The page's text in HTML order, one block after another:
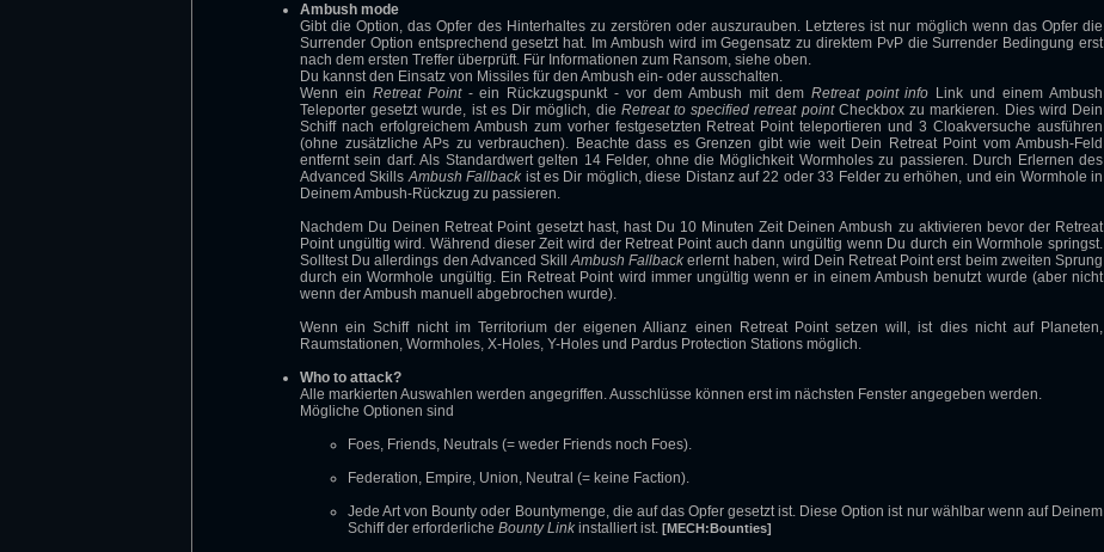
Ambush mode
Gibt die Option, das Opfer des Hinterhaltes zu zerstören oder auszurauben. Letzteres ist nur möglich wenn das Opfer die
Surrender Option entsprechend gesetzt hat. Im Ambush wird im Gegensatz zu direktem PvP die Surrender Bedingung erst
nach dem ersten Treffer überprüft. Für Informationen zum Ransom, siehe oben.
Du kannst den Einsatz von Missiles für den Ambush ein- oder ausschalten.
Wenn ein Retreat Point- ein Rückzugspunkt - vor dem Ambush mit dem Retreat point info Link und einem Ambush
Teleporter gesetzt wurde, ist es Dir möglich, die Retreat to specified retreat pointCheckbox zu markieren. Dies wird Dein
Schiff nach erfolgreichem Ambush zum vorher festgesetzten Retreat Point teleportieren und 3 Cloakversuche ausführen
(ohne zusätzliche APs zu verbrauchen). Beachte dass es Grenzen gibt wie weit Dein Retreat Point vom Ambush-Feld
entfernt sein darf. Als Standardwert gelten 14 Felder, ohne die Möglichkeit Wormholes zu passieren. Durch Erlernen des
Advanced SkillsAmbush Fallback ist es Dir möglich, diese Distanz auf 22 oder 33 Felder zu erhöhen, und ein Wormhole in
Deinem Ambush-Rückzug zu passieren.
Nachdem Du Deinen Retreat Point gesetzt hast, hast Du 10 Minuten Zeit Deinen Ambush zu aktivieren bevor der Retreat
Point ungültig wird. Während dieser Zeit wird der Retreat Point auch dann ungültig wenn Du durch ein Wormhole springst.
Solltest Du allerdings den Advanced SkillAmbush Fallback erlernt haben, wird Dein Retreat Point erst beim zweiten Sprung
durch ein Wormhole ungültig. Ein Retreat Point wird immer ungültig wenn er in einem Ambush benutzt wurde (aber nicht
wenn der Ambush manuell abgebrochen wurde).
Wenn ein Schiff nicht im Territorium der eigenen Allianz einen Retreat Point setzen will, ist dies nicht auf Planeten,
Raumstationen, Wormholes, X-Holes, Y-Holes und Pardus Protection Stations möglich.
Who to attack?
Alle markierten Auswahlen werden angegriffen. Ausschlüsse können erst im nächsten Fenster angegeben werden.
Mögliche Optionen sind
Foes, Friends, Neutrals (= weder Friends noch Foes).
Federation, Empire, Union, Neutral (= keine Faction).
Jede Art von Bounty oder Bountymenge, die auf das Opfer gesetzt ist. Diese Option ist nur wählbar wenn auf Deinem
Schiff der erforderliche Bounty Link installiert ist. [MECH:Bounties]